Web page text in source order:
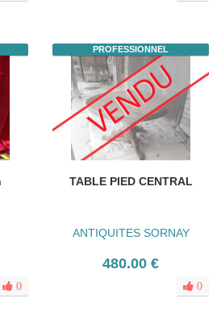
0
PROFESSIONNEL
TABLE PIED CENTRAL
ANTIQUITES SORNAY
480.00 €
0